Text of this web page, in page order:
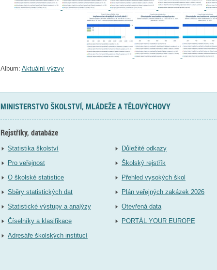
Album: Aktuální výzvy
MINISTERSTVO ŠKOLSTVÍ, MLÁDEŽE A TĚLOVÝCHOVY
Rejstříky, databáze
Statistika školství
Pro veřejnost
O školské statistice
Sběry statistických dat
Statistické výstupy a analýzy
Číselníky a klasifikace
Adresáře školských institucí
Důležité odkazy
Školský rejstřík
Přehled vysokých škol
Plán veřejných zakázek 2026
Otevřená data
PORTÁL YOUR EUROPE